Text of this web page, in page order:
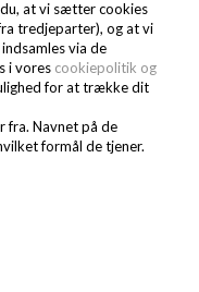
at vi sætter cookies
tredjeparter), og at vi
via de
i vores cookiepolitik og
for at trække dit
fra. Navnet på de
formål de tjener.
måde finder du let alle de
alle tilhører samme serie,
kan du læse mere
den serie, der passer
så du kan finde den, der
en køkkenserie fra
I denne serie finder
og kogeborde.